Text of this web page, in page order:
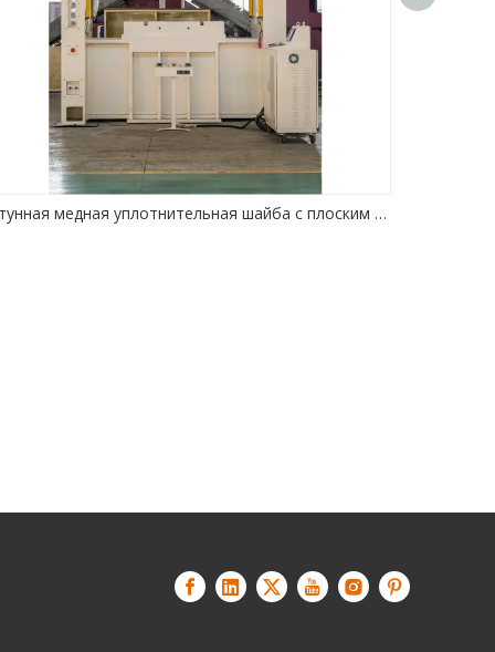
Латунная медная уплотнительная шайба с плоским уплотнительным кольцом, автоматическая штамповка, пресс-машина с ЧПУ